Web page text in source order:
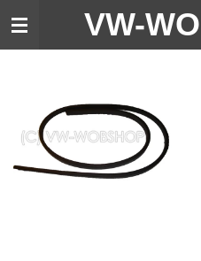
Ga
hoofdinhoud
VW-WO